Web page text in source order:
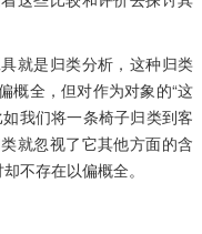
就是归类分析，这种归类
概全，但对作为对象的“这
我们将一条椅子归类到客
就忽视了它其他方面的含
不存在以偏概全。